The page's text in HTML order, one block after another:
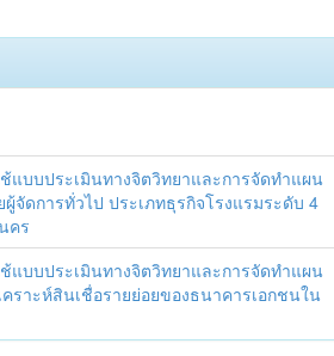
แบบประเมินทางจิตวิทยาและการจัดทำแผน
ดการทั่วไป ประเภทธุรกิจโรงแรมระดับ 4
คร
แบบประเมินทางจิตวิทยาและการจัดทำแผน
าะห์สินเชื่อรายย่อยของธนาคารเอกชนใน